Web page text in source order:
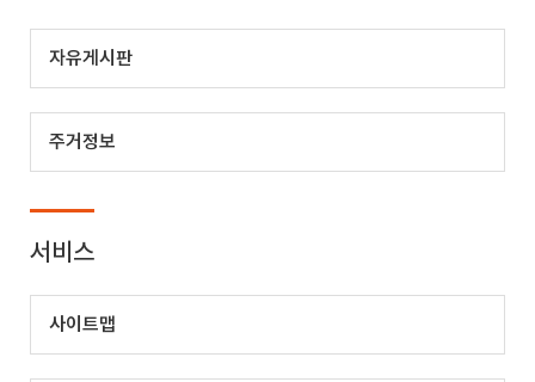
자유게시판
주거정보
서비스
사이트맵